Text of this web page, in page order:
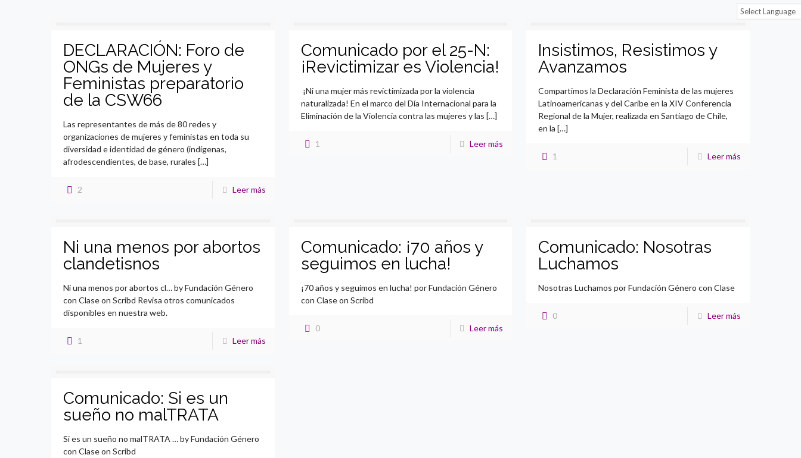
DECLARACIÓN: Foro de
ONGs de Mujeres y
Feministas preparatorio
de la CSW66
Las representantes de más de 80 redes y
organizaciones de mujeres y feministas en toda su
diversidad e identidad de género (indígenas,
afrodescendientes, de base, rurales […]
2 Leer más
Comunicado por el 25-N:
¡Revictimizar es Violencia!
¡Ni una mujer más revictimizada por la violencia
naturalizada! En el marco del Día Internacional para la
Eliminación de la Violencia contra las mujeres y las […]
1 Leer más
Insistimos, Resistimos y
Avanzamos
Compartimos la Declaración Feminista de las mujeres
Latinoamericanas y del Caribe en la XIV Conferencia
Regional de la Mujer, realizada en Santiago de Chile,
en la […]
1 Leer más
Ni una menos por abortos
clandetisnos
Ni una menos por abortos cl… by Fundación Género
con Clase on Scribd Revisa otros comunicados
disponibles en nuestra web.
1 Leer más
Comunicado: ¡70 años y
seguimos en lucha!
¡70 años y seguimos en lucha! por Fundación Género
con Clase on Scribd
0 Leer más
Comunicado: Nosotras
Luchamos
Nosotras Luchamos por Fundación Género con Clase
0 Leer más
Comunicado: Si es un
sueño no malTRATA
Si es un sueño no malTRATA … by Fundación Género
con Clase on Scribd